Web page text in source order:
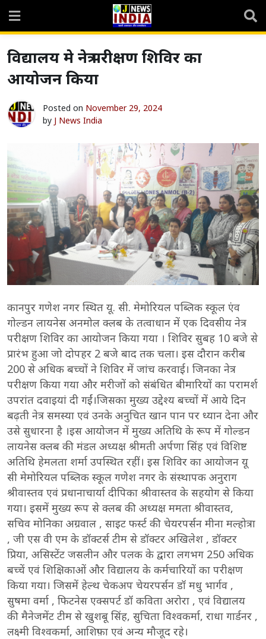
content
विद्यालय मे नेत्र परीक्षण शिविर का
आयोजन किया
Posted on November 29, 2024
by J News India
कानपुर गणेश नगर स्थित यू. सी. मेमोरियल पब्लिक स्कूल एंव
गोल्डन लायनेस अनमोल क्लब के तत्वाधान में एक दिवसीय नेत्र
परीक्षण शिविर का आयोजन किया गया । शिविर सुबह 10 बजे से
प्रारंभ हुआ जो दोपहर 2 बजे बाद तक चला। इस दौरान करीब
200 से अधिक बच्चों ने शिविर में जांच करवाई। जिनका नेत्र
परीक्षण किया गया और मरीजों को संबंधित बीमारियों का परामर्श
उपरांत दवाइयां दी गईं।जिसका मुख्य उद्देश्य बच्चों में आये दिन
बढ़ती नेत्र समस्या एवं उनके अनुचित खान पान पर ध्यान देना और
उसे सुधारना है ।इस आयोजन में मुख्य अतिथि के रूप में गोल्डन
लायनेस क्लब की मंडल अध्यक्ष श्रीमती अर्पणा सिंह एवं विशिष्ट
अतिथि हेमलता शर्मा उपस्थित रहीं। इस शिविर का आयोजन यू
सी मेमोरियल पब्लिक स्कूल गणेश नगर के संस्थापक अनुराग
श्रीवास्तव एवं प्रधानाचार्या दीपिका श्रीवास्तव के सहयोग से किया
गया। इसमें मुख्य रूप से क्लब की अध्यक्ष ममता श्रीवास्तव,
सचिव मोनिका अग्रवाल , साइट फर्स्ट की चेयरपर्सन मीना मल्होत्रा
, जी एस वी एम के डॉक्टर्स टीम से डॉक्टर अखिलेश , डॉक्टर
प्रिया, असिस्टेंट जसलीन और पलक के द्वारा लगभग 250 अधिक
बच्चें एवं शिक्षिकाओं और विद्यालय के कर्मचारियों का परीक्षण
किया गया। जिसमें हेल्थ चेकअप चेयरपर्सन डॉ मधु भार्गव ,
सुषमा वर्मा , फिटनेस एक्सपर्ट डॉ कविता अरोरा , एवं विद्यालय
की मैनेजमेंट टीम से खुशबू सिंह, सुचिता विश्वकर्मा, राधा गार्डनर ,
लक्ष्मी विश्वकर्मा, आशिफ़ा एवं अन्य मौजूद रहे।